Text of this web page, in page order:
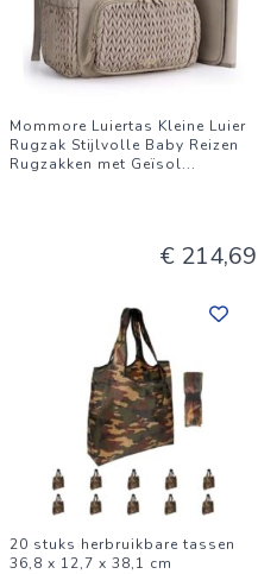
Mommore Luiertas Kleine Luier
Rugzak Stijlvolle Baby Reizen
Rugzakken met Geïsol...
€ 214,69
20 stuks herbruikbare tassen
36,8 x 12,7 x 38,1 cm